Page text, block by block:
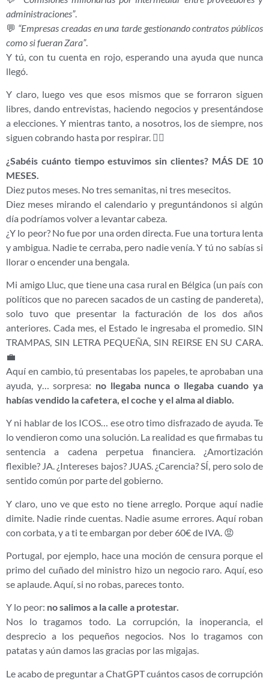
administraciones”.
💬 “Empresas creadas en una tarde gestionando contratos públicos
como si fueran Zara”.
Y tú, con tu cuenta en rojo, esperando una ayuda que nunca
llegó.
Y claro, luego ves que esos mismos que se forraron siguen
libres, dando entrevistas, haciendo negocios y presentándose
a elecciones. Y mientras tanto, a nosotros, los de siempre, nos
siguen cobrando hasta por respirar. 🤷‍♂️
¿Sabéis cuánto tiempo estuvimos sin clientes? MÁS DE 10
MESES.
Diez putos meses. No tres semanitas, ni tres mesecitos.
Diez meses mirando el calendario y preguntándonos si algún
día podríamos volver a levantar cabeza.
¿Y lo peor? No fue por una orden directa. Fue una tortura lenta
y ambigua. Nadie te cerraba, pero nadie venía. Y tú no sabías si
llorar o encender una bengala.
Mi amigo Lluc, que tiene una casa rural en Bélgica (un país con
políticos que no parecen sacados de un casting de pandereta),
solo tuvo que presentar la facturación de los dos años
anteriores. Cada mes, el Estado le ingresaba el promedio. SIN
TRAMPAS, SIN LETRA PEQUEÑA, SIN REIRSE EN SU CARA.
💼
Aquí en cambio, tú presentabas los papeles, te aprobaban una
ayuda, y… sorpresa: no llegaba nunca o llegaba cuando ya
habías vendido la cafetera, el coche y el alma al diablo.
Y ni hablar de los ICOS… ese otro timo disfrazado de ayuda. Te
lo vendieron como una solución. La realidad es que firmabas tu
sentencia a cadena perpetua financiera. ¿Amortización
flexible? JA. ¿Intereses bajos? JUAS. ¿Carencia? SÍ, pero solo de
sentido común por parte del gobierno.
Y claro, uno ve que esto no tiene arreglo. Porque aquí nadie
dimite. Nadie rinde cuentas. Nadie asume errores. Aquí roban
con corbata, y a ti te embargan por deber 60€ de IVA. 😡
Portugal, por ejemplo, hace una moción de censura porque el
primo del cuñado del ministro hizo un negocio raro. Aquí, eso
se aplaude. Aquí, si no robas, pareces tonto.
Y lo peor: no salimos a la calle a protestar.
Nos lo tragamos todo. La corrupción, la inoperancia, el
desprecio a los pequeños negocios. Nos lo tragamos con
patatas y aún damos las gracias por las migajas.
Le acabo de preguntar a ChatGPT cuántos casos de corrupción